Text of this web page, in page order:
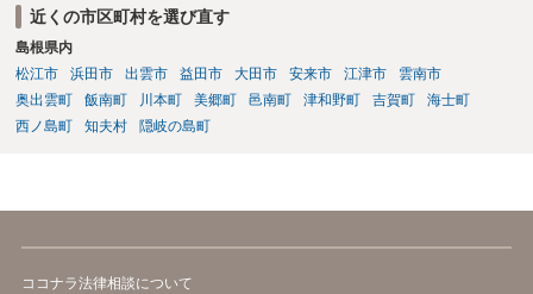
近くの市区町村を選び直す
島根県内
松江市
浜田市 出雲市 益田市 大田市 安来市 江津市
雲南市
奥出雲町
飯南町 川本町 美郷町 邑南町 津和野町 吉賀町
海士町
西ノ島町
知夫村 隠岐の島町
ココナラ法律相談について